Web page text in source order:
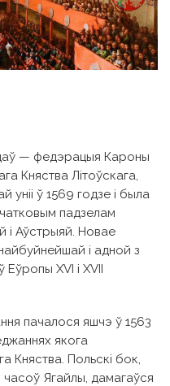
— федэрацыя Кароны
Княства Літоўскага,
уніі ў 1569 годзе і была
падзелам
і Аўстрыяй. Новае
і адной з
XVI і XVII
пачалося яшчэ ў 1563
якога
Княства. Польскі бок,
Ягайлы, дамагаўся